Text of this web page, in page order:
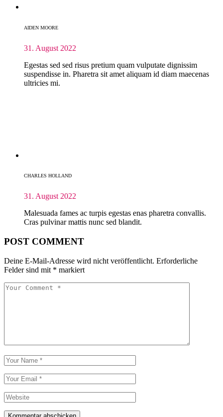
AIDEN MOORE
31. August 2022
Egestas sed sed risus pretium quam vulputate dignissim
suspendisse in. Pharetra sit amet aliquam id diam maecenas
ultricies mi.
CHARLES HOLLAND
31. August 2022
Malesuada fames ac turpis egestas enas pharetra convallis.
Cras pulvinar mattis nunc sed blandit.
POST COMMENT
Deine E-Mail-Adresse wird nicht veröffentlicht. Erforderliche
Felder sind mit * markiert